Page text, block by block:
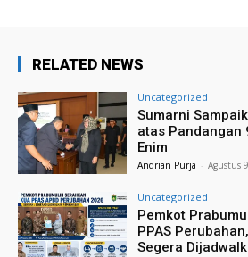
RELATED NEWS
Uncategorized
Sumarni
atas Pandangan
Enim
Andrian Purja - Agustus
Uncategorized
Pemkot
PPAS
Segera